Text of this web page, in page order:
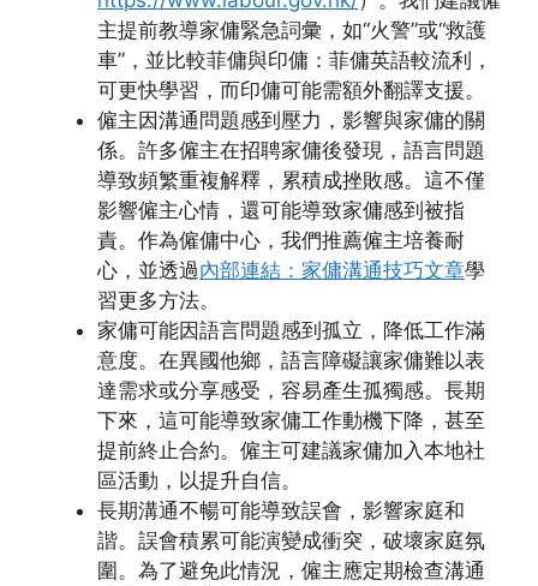
主提前教導家傭緊急詞彙，如“火警”或“救護
車”，並比較菲傭與印傭：菲傭英語較流利，
可更快學習，而印傭可能需額外翻譯支援。
僱主因溝通問題感到壓力，影響與家傭的關
係。許多僱主在招聘家傭後發現，語言問題
導致頻繁重複解釋，累積成挫敗感。這不僅
影響僱主心情，還可能導致家傭感到被指
責。作為僱傭中心，我們推薦僱主培養耐
心，並透過內部連結：家傭溝通技巧文章學
習更多方法。
家傭可能因語言問題感到孤立，降低工作滿
意度。在異國他鄉，語言障礙讓家傭難以表
達需求或分享感受，容易產生孤獨感。長期
下來，這可能導致家傭工作動機下降，甚至
提前終止合約。僱主可建議家傭加入本地社
區活動，以提升自信。
長期溝通不暢可能導致誤會，影響家庭和
諧。誤會積累可能演變成衝突，破壞家庭氛
圍。為了避免此情況，僱主應定期檢查溝通